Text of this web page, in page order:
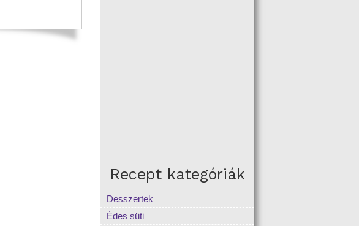
Recept kategóriák
Desszertek
Édes süti